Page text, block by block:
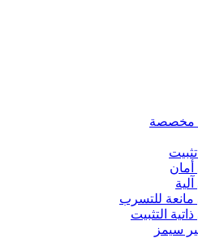
مخصصة
أمان
مانعة للتسرب
التثبيت
سيمز